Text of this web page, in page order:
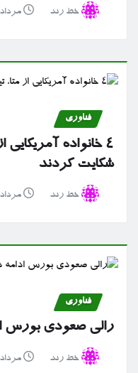
خط رند مرداد ۱۲, ۱۴۰۵
فناوری
۴ خانواده
شکایت کردند
خط رند مرداد ۱۱, ۱۴۰۵
فناوری
رالی صعودی بورس
خط رند مرداد ۱۰, ۱۴۰۵